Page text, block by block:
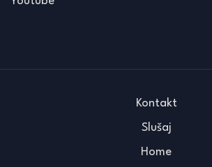
Kontakt
Slušaj
Home